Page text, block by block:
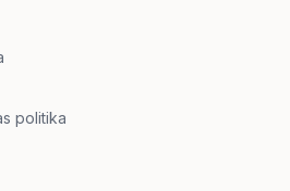
politika